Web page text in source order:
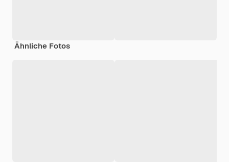
Ähnliche Fotos